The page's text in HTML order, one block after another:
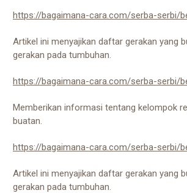
https://bagaimana-cara.com/serba-serbi/
Artikel ini menyajikan daftar gerakan yang
gerakan pada tumbuhan.
https://bagaimana-cara.com/serba-serbi/
Memberikan informasi tentang kelompok
buatan.
https://bagaimana-cara.com/serba-serbi/
Artikel ini menyajikan daftar gerakan yang
gerakan pada tumbuhan.